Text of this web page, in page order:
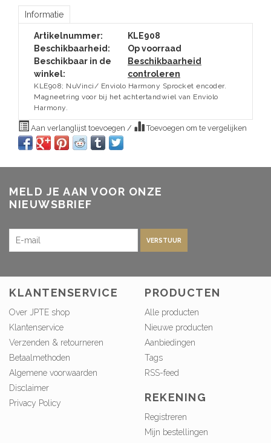
Informatie
Artikelnummer:
KLE908
Beschikbaarheid:
Op voorraad
Beschikbaar in de
winkel:
Beschikbaarheid
controleren
KLE908; NuVinci/ Enviolo Harmony Sprocket encoder.
Magneetring voor bij het achtertandwiel van Enviolo
Harmony.
Aan verlanglijst toevoegen / Toevoegen om te vergelijken
MELD JE AAN VOOR ONZE
NIEUWSBRIEF
VERSTUUR
KLANTENSERVICE
Over JPTE shop
Klantenservice
Verzenden & retourneren
Betaalmethoden
Algemene voorwaarden
Disclaimer
Privacy Policy
PRODUCTEN
Alle producten
Nieuwe producten
Aanbiedingen
Tags
RSS-feed
REKENING
Registreren
Mijn bestellingen